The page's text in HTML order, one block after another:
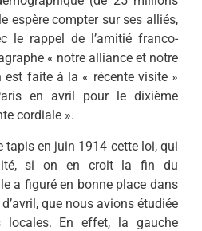
espère compter sur ses alliés,
le rappel de l’amitié franco-
« notre alliance et notre
est faite à la « récente visite »
en avril pour le dixième
cordiale ».
tapis en juin 1914 cette loi, qui
si on en croit la fin du
a figuré en bonne place dans
que nous avions étudiée
locales. En effet, la gauche